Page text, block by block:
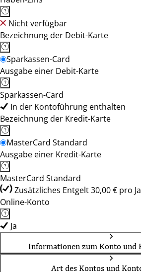
Nicht verfügbar
Bezeichnung der Debit-Karte
Sparkassen-Card
Ausgabe einer Debit-Karte
Sparkassen-Card
In der Kontoführung enthalten
Bezeichnung der Kredit-Karte
MasterCard Standard
Ausgabe einer Kredit-Karte
MasterCard Standard
Zusätzliches Entgelt 30,00 € pro
Online-Konto
Ja
Informationen zum Konto und
Art des Kontos und